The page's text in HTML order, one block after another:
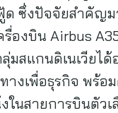
ซึ่งปัจจัยสำคัญ
องบิน Airbus
สแกนดิเนเวียได้
งเพื่อธุรกิจ พร้อ
ในสายการบินตั